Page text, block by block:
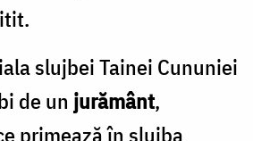
slujbei Tainei Cununiei
de un jurământ,
primează în slujba